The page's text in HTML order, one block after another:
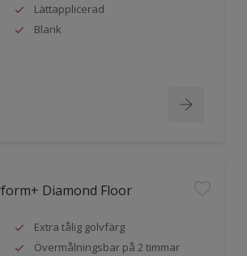
Lättapplicerad
Blank
Diamond Floor
Extra tålig golvfärg
Övermålningsbar på 2 timmar